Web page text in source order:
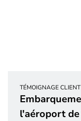
TÉMOIGNAGE CLIENT
l'aéroport de